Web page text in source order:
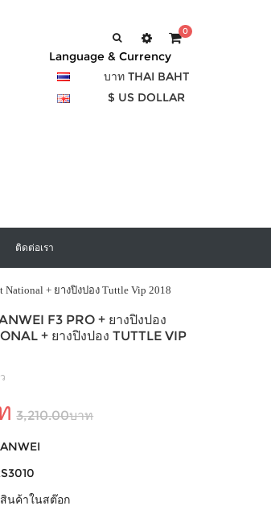
0
Language & Currency
บาท THAI BAHT
$ US DOLLAR
ติดต่อเรา
National + ยางปิงปอง Tuttle Vip 2018
F3 PRO + ยางปิงปอง
+ ยางปิงปอง TUTTLE VIP
3,210.00บาท
นค้าในสต๊อก